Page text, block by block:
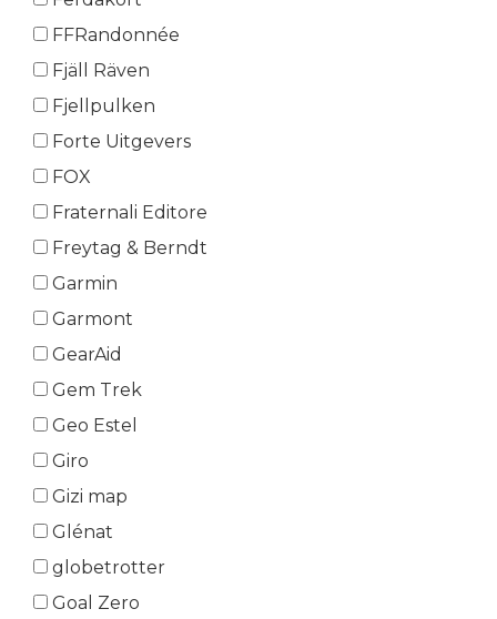
FFRandonnée
Fjäll Räven
Fjellpulken
Forte Uitgevers
FOX
Fraternali Editore
Freytag & Berndt
Garmin
Garmont
GearAid
Gem Trek
Geo Estel
Giro
Gizi map
Glénat
globetrotter
Goal Zero